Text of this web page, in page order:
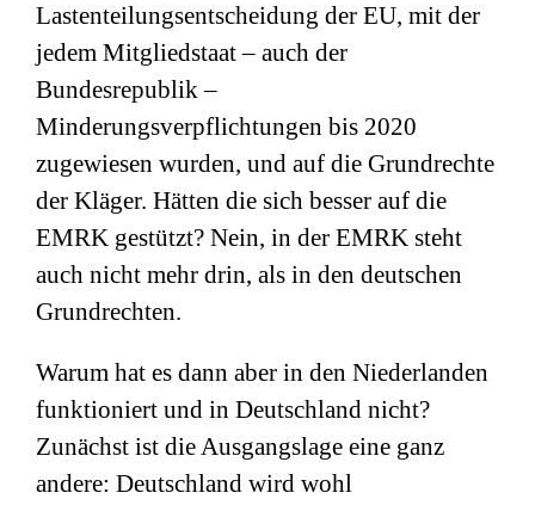
Lastenteilungsentscheidung der EU, mit der
jedem Mitgliedstaat – auch der
Bundesrepublik –
Minderungsverpflichtungen bis 2020
zugewiesen wurden, und auf die Grundrechte
der Kläger. Hätten die sich besser auf die
EMRK gestützt? Nein, in der EMRK steht
auch nicht mehr drin, als in den deutschen
Grundrechten.
Warum hat es dann aber in den Niederlanden
funktioniert und in Deutschland nicht?
Zunächst ist die Ausgangslage eine ganz
andere: Deutschland wird wohl